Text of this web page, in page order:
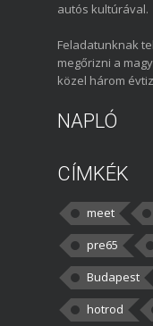
autós kultúrával.
Feladatunknak
megőrizni a
közel három
NAPLÓ
CÍMKÉK
meet
pre65
Budapest
hotrod